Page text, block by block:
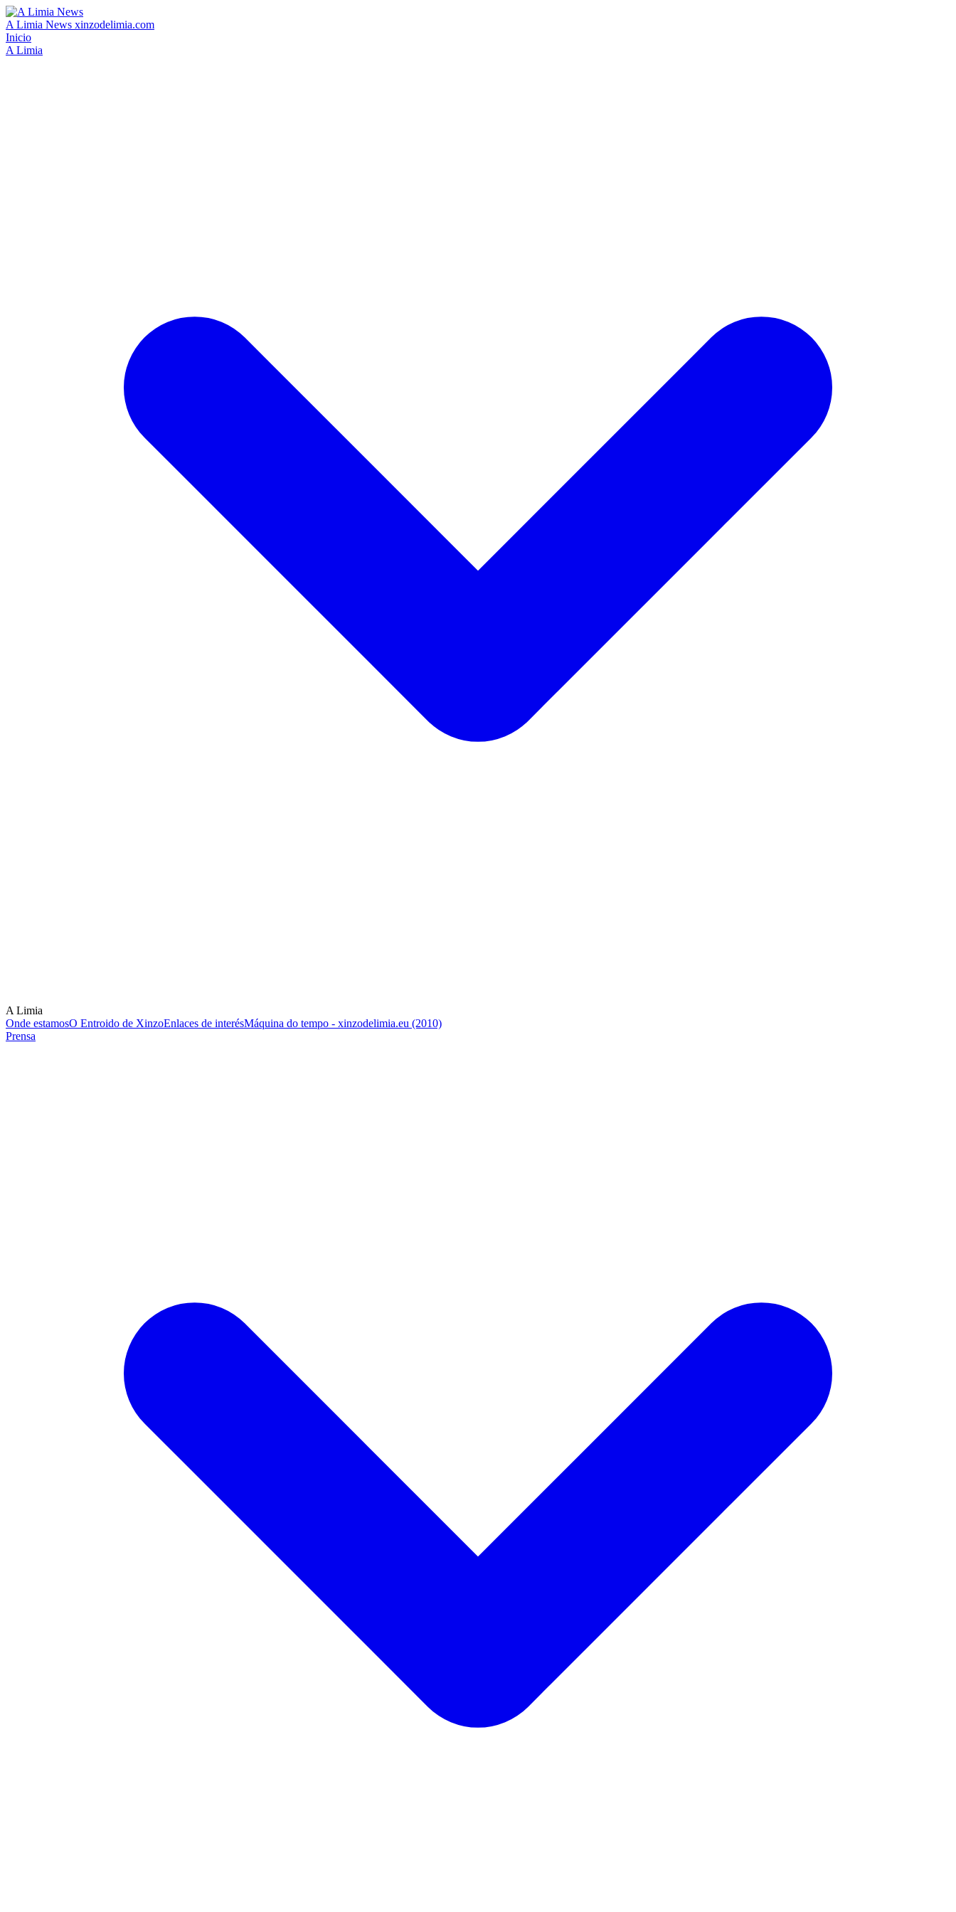
A Limia News xinzodelimia.com
Inicio
A Limia
A Limia
Onde estamosO Entroido de XinzoEnlaces de interésMáquina do tempo - xinzodelimia.eu (2010)
Prensa